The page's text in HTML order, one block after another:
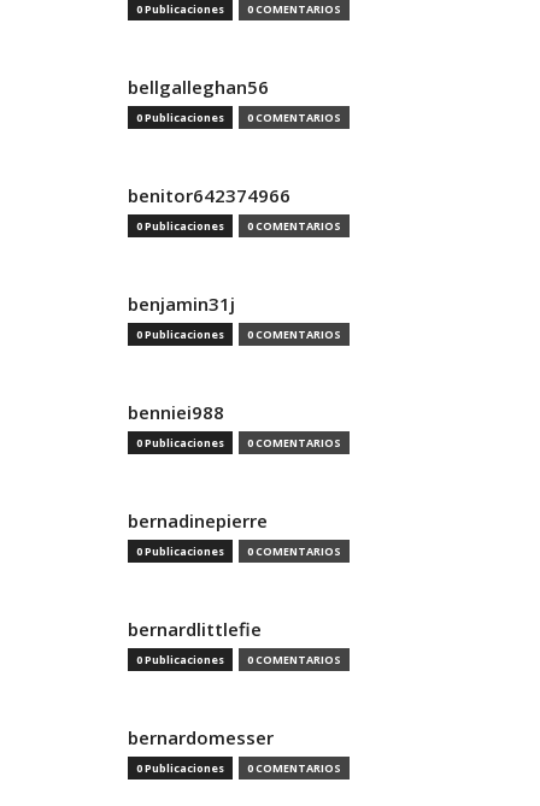
0 Publicaciones 0 COMENTARIOS
bellgalleghan56
0 Publicaciones 0 COMENTARIOS
benitor642374966
0 Publicaciones 0 COMENTARIOS
benjamin31j
0 Publicaciones 0 COMENTARIOS
benniei988
0 Publicaciones 0 COMENTARIOS
bernadinepierre
0 Publicaciones 0 COMENTARIOS
bernardlittlefie
0 Publicaciones 0 COMENTARIOS
bernardomesser
0 Publicaciones 0 COMENTARIOS